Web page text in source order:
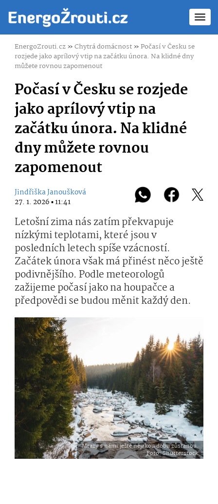
EnergoZrouti.cz»Chytrá domácnost»Počasí v Česku se
rozjede jako aprílový vtip na začátku února. Na klidné dny
můžete rovnou zapomenout
Počasí v Česku se rozjede
jako aprílový vtip na
začátku února. Na klidné
dny můžete rovnou
zapomenout
Jindřiška Janoušková
27. 1. 2026 ▪ 11:41
Letošní zima nás zatím překvapuje
nízkými teplotami, které jsou v
posledních letech spíše vzácností.
Začátek února však má přinést něco ještě
podivnějšího. Podle meteorologů
zažijeme počasí jako na houpačce a
předpovědi se budou měnit každý den.
Mrazy s námi ještě nějakou dobu zůstanou.
Foto: Shutterstock